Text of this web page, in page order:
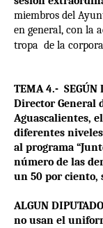
miembros del
en general, con la
tropa de la
TEMA 4.- SEGÚN
Director General
Aguascalientes,
diferentes
al programa
número de las
un 50 por ciento,
ALGUN
no usan el